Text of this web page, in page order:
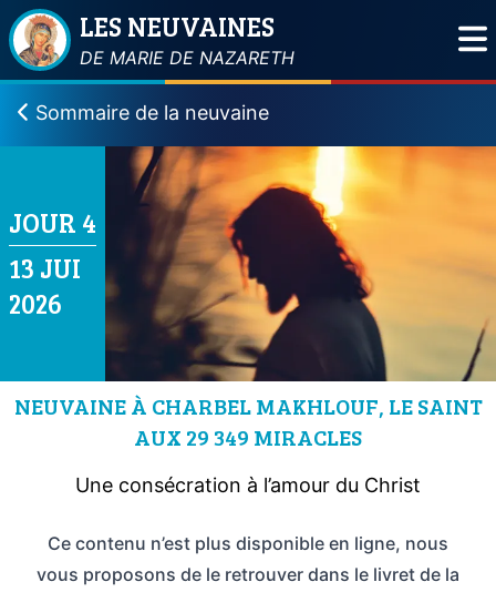
LES NEUVAINES
DE MARIE DE NAZARETH
Sommaire de la neuvaine
JOUR 4
13 JUI
2026
NEUVAINE À CHARBEL MAKHLOUF, LE SAINT
AUX 29 349 MIRACLES
Une consécration à l’amour du Christ
Ce contenu n’est plus disponible en ligne, nous
vous proposons de le retrouver dans le livret de la